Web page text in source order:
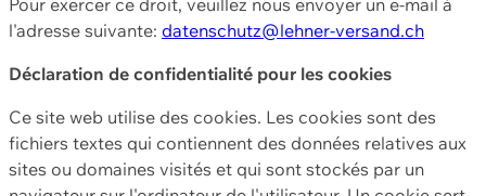
l'adresse suivante: datenschutz@lehner-versand.ch
Déclaration de confidentialité pour les cookies
Ce site web utilise des cookies. Les cookies sont des
fichiers textes qui contiennent des données relatives aux
sites ou domaines visités et qui sont stockés par un